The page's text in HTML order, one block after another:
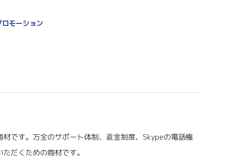
モーション
です。万全のサポート体制、返金制度、Skypeの電話権
だくための商材です。